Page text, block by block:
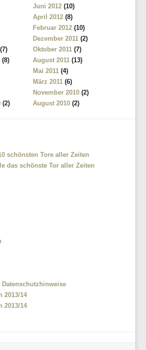
Juni 2012 (10)
April 2012 (8)
Februar 2012 (10)
Dezember 2011 (2)
(7) Oktober 2011 (7)
(8) August 2011 (13)
Mai 2011 (4)
März 2011 (6)
November 2010 (2)
(2) August 2010 (2)
schönsten Tore aller Zeiten
das schönste Tor aller Zeiten
Datenschutzhinweise
2013/14
2013/14